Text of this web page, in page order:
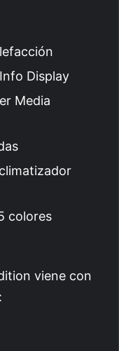
Display
Media
colores
viene con
: